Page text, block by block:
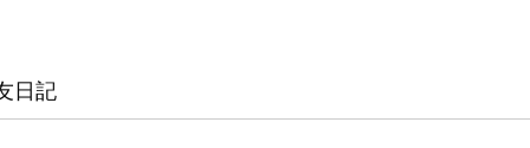
日記